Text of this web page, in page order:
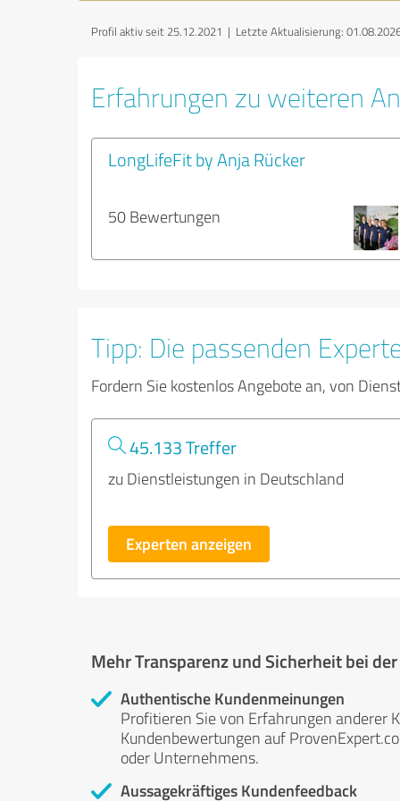
Profil aktiv seit 25.12.2021 | Letzte Aktualisierung:
Erfahrungen zu weiteren
LongLifeFit by Anja Rücker
50 Bewertungen
Tipp: Die passenden
Fordern Sie kostenlos Angebote an, von
45.133 Treffer
zu Dienstleistungen in Deutschland
Experten anzeigen
Mehr Transparenz und Sicherheit bei
Authentische Kundenmeinungen
Profitieren Sie von Erfahrungen anderer
Kundenbewertungen auf
oder Unternehmens.
Aussagekräftiges Kundenfeedback